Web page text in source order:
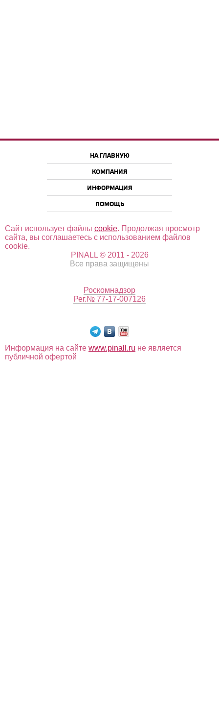
НА ГЛАВНУЮ
КОМПАНИЯ
ИНФОРМАЦИЯ
ПОМОЩЬ
Сайт использует файлы cookie. Продолжая просмотр
сайта, вы соглашаетесь с использованием файлов
cookie.
PINALL © 2011 - 2026
Все права защищены
Роскомнадзор
Рег.№ 77-17-007126
Информация на сайте www.pinall.ru не является
публичной офертой